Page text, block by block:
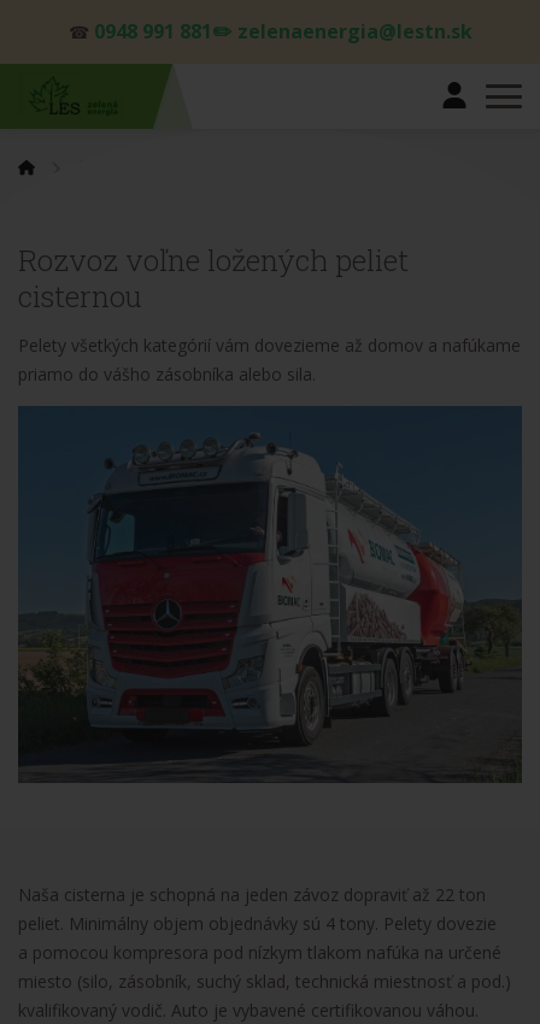
☎ 0948 991 881✏️ zelenaenergia@lestn.sk
Rozvoz voľne ložených peliet
cisternou
Pelety všetkých kategórií vám dovezieme až domov a nafúkame
priamo do vášho zásobníka alebo sila.
Naša cisterna je schopná na jeden závoz dopraviť až 22 ton
peliet. Minimálny objem objednávky sú 4 tony. Pelety dovezie
a pomocou kompresora pod nízkym tlakom nafúka na určené
miesto (silo, zásobník, suchý sklad, technická miestnosť a pod.)
kvalifikovaný vodič. Auto je vybavené certifikovanou váhou.